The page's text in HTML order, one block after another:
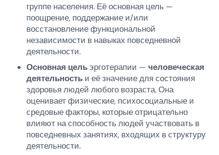
группе населения. Её основная цель —
поощрение, поддержание и/или
восстановление функциональной
независимости в навыках повседневной
деятельности.
Основная цельэрготерапии —человеческая
деятельность и её значение для состояния
здоровья людей любого возраста. Она
оценивает физические, психосоциальные и
средовые факторы, которые отрицательно
влияют на способность людей участвовать в
повседневных занятиях, входящих в структуру
деятельности.